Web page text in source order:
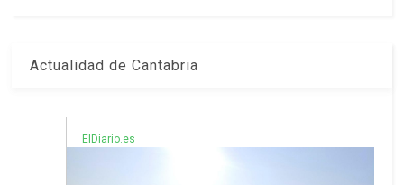
Actualidad de Cantabria
ElDiario.es